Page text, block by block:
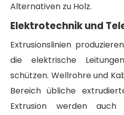
Alternativen zu Holz.
Elektrotechnik und
Extrusionslinien
die elektrische
schützen. Wellrohre und
Bereich übliche
Extrusion werden auch